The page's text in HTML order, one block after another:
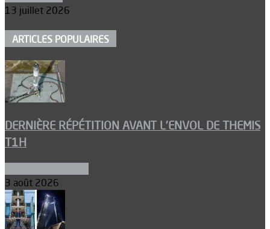
13 juillet 2026
ARTICLES POPULAIRES
DERNIÈRE RÉPÉTITION AVANT L’ENVOL DE THEMIS
T1H
3 août 2026